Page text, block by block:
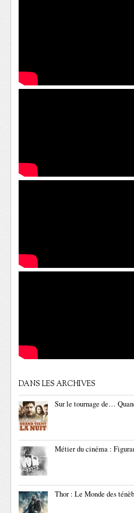
DANS LES ARCHIVES
Sur le tournage de…
Métier du cinéma :
Thor : Le Monde des